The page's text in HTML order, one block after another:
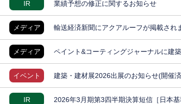
IR 業績予想の修正に関するお知らせ
メディア 輸送経済新聞にアクアルーフが掲載され
メディア ペイント&コーティングジャーナルに建
イベント 建築・建材展2026出展のお知らせ(開催
IR 2026年3月期第3四半期決算短信［日本基